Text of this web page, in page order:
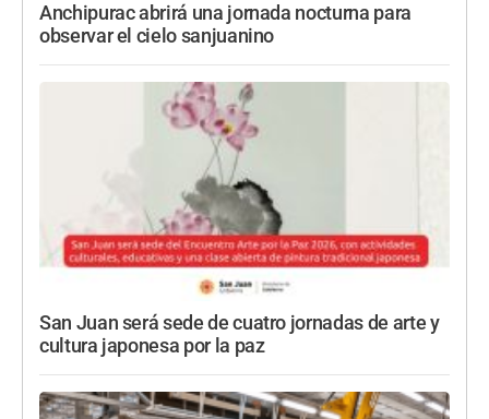
Anchipurac abrirá una jornada nocturna para
observar el cielo sanjuanino
San Juan será sede de cuatro jornadas de arte y
cultura japonesa por la paz